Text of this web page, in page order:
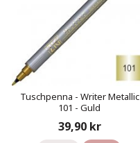
Tuschpenna - Writer Metallic
101 - Guld
39,90 kr